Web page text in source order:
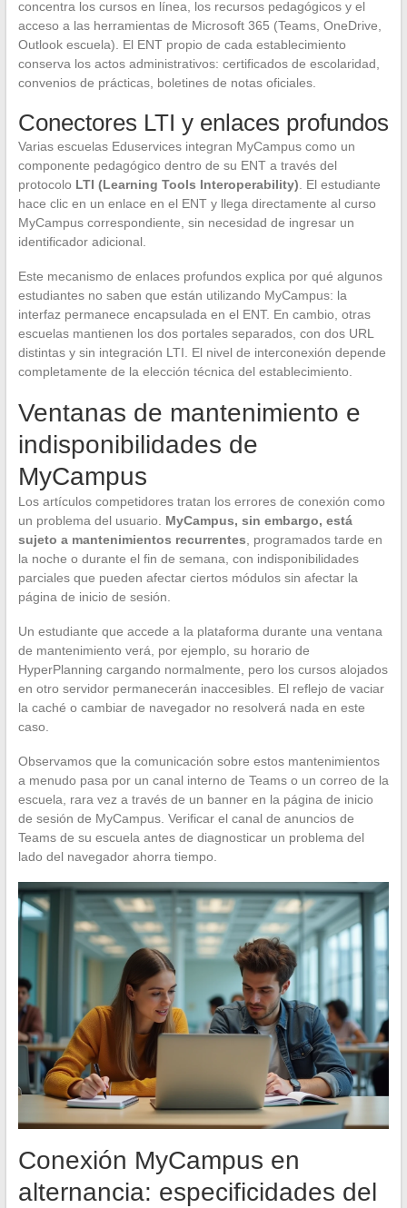
concentra los cursos en línea, los recursos pedagógicos y el
acceso a las herramientas de Microsoft 365 (Teams, OneDrive,
Outlook escuela). El ENT propio de cada establecimiento
conserva los actos administrativos: certificados de escolaridad,
convenios de prácticas, boletines de notas oficiales.
Conectores LTI y enlaces profundos
Varias escuelas Eduservices integran MyCampus como un
componente pedagógico dentro de su ENT a través del
protocolo LTI (Learning Tools Interoperability) . El estudiante
hace clic en un enlace en el ENT y llega directamente al curso
MyCampus correspondiente, sin necesidad de ingresar un
identificador adicional.
Este mecanismo de enlaces profundos explica por qué algunos
estudiantes no saben que están utilizando MyCampus: la
interfaz permanece encapsulada en el ENT. En cambio, otras
escuelas mantienen los dos portales separados, con dos URL
distintas y sin integración LTI. El nivel de interconexión depende
completamente de la elección técnica del establecimiento.
Ventanas de mantenimiento e
indisponibilidades de
MyCampus
Los artículos competidores tratan los errores de conexión como
un problema del usuario. MyCampus, sin embargo, está
sujeto a mantenimientos recurrentes , programados tarde en
la noche o durante el fin de semana, con indisponibilidades
parciales que pueden afectar ciertos módulos sin afectar la
página de inicio de sesión.
Un estudiante que accede a la plataforma durante una ventana
de mantenimiento verá, por ejemplo, su horario de
HyperPlanning cargando normalmente, pero los cursos alojados
en otro servidor permanecerán inaccesibles. El reflejo de vaciar
la caché o cambiar de navegador no resolverá nada en este
caso.
Observamos que la comunicación sobre estos mantenimientos
a menudo pasa por un canal interno de Teams o un correo de la
escuela, rara vez a través de un banner en la página de inicio
de sesión de MyCampus. Verificar el canal de anuncios de
Teams de su escuela antes de diagnosticar un problema del
lado del navegador ahorra tiempo.
Conexión MyCampus en
alternancia: especificidades del